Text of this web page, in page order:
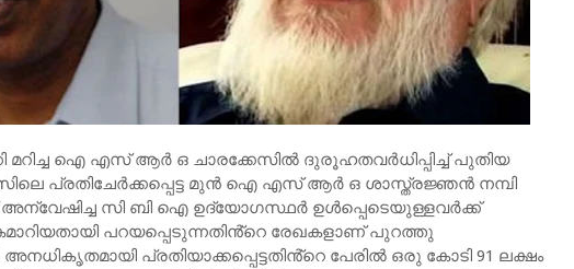
മറിച്ച ഐ എസ് ആര്‍ ഒ ചാരക്കേസില്‍ ദുരൂഹതവർധിപ്പിച്ച് പുതിയ
പ്രതിചേർക്കപ്പെട്ട മുന്‍ ഐ എസ് ആര്‍ ഒ ശാസ്ത്രജ്ഞന്‍ നമ്പി
സി ബി ഐ ഉദ്യോഗസ്ഥര്‍ ഉള്‍പ്പെടെയുള്ളവര്‍ക്ക്
പറയപ്പെടുന്നതിൻ്റെ രേഖകളാണ് പുറത്തു
പ്രതിയാക്കപ്പെട്ടതിൻ്റെ പേരില്‍ ഒരു കോടി 91 ലക്ഷം